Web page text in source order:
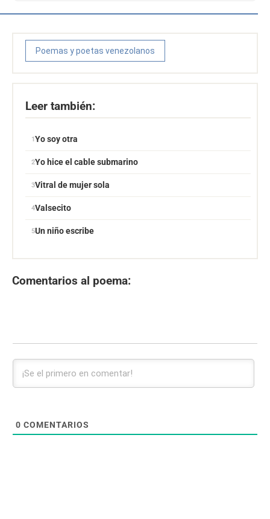
Poemas y poetas venezolanos
Leer también:
Yo soy otra
Yo hice el cable submarino
Vitral de mujer sola
Valsecito
Un niño escribe
Comentarios al poema:
0 COMENTARIOS